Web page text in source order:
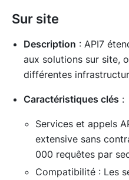
Sur site
Description : API7
aux solutions sur site,
différentes
Caractéristiques clés :
Services et appels
extensive sans
000 requêtes par
Compatibilité : Les